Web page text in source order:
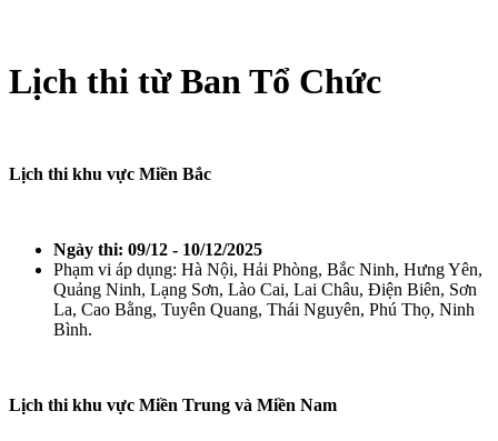
Lịch thi từ Ban Tổ Chức
Lịch thi khu vực Miền Bắc
Ngày thi: 09/12 - 10/12/2025
Phạm vi áp dụng: Hà Nội, Hải Phòng, Bắc Ninh, Hưng Yên,
Quảng Ninh, Lạng Sơn, Lào Cai, Lai Châu, Điện Biên, Sơn
La, Cao Bằng, Tuyên Quang, Thái Nguyên, Phú Thọ, Ninh
Bình.
Lịch thi khu vực Miền Trung và Miền Nam